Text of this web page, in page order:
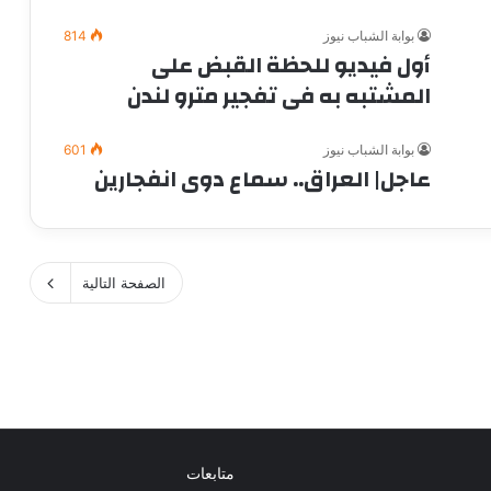
بوابة الشباب نيوز 814
أول فيديو للحظة القبض على
المشتبه به فى تفجير مترو لندن
بوابة الشباب نيوز 601
عاجل| العراق.. سماع دوى انفجارين
الصفحة التالية
متابعات